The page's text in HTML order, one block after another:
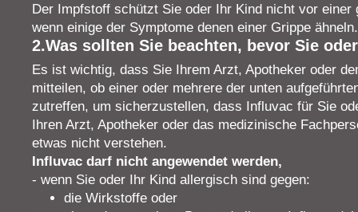
Der Impfstoff schützt Sie oder Ihr Kind nicht vor einer
wenn einige der Symptome denen einer Grippe ähneln.
2.Was sollten Sie beachten, bevor Sie
Es ist wichtig, dass Sie Ihrem Arzt, Apotheker oder
mitteilen, ob einer oder mehrere der unten
zutreffen, um sicherzustellen, dass Influvac für Sie
Ihren Arzt, Apotheker oder das medizinische
etwas nicht verstehen.
Influvac darf nicht angewendet werden,
- wenn Sie oder Ihr Kind allergisch sind gegen:
die Wirkstoffe oder